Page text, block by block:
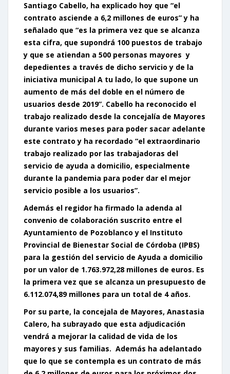
Santiago Cabello, ha explicado hoy que “el
contrato asciende a 6,2 millones de euros” y ha
señalado que “es la primera vez que se alcanza
esta cifra, que supondrá 100 puestos de trabajo
y que se atiendan a 500 personas mayores y
depedientes a través de dicho servicio y de la
iniciativa municipal A tu lado, lo que supone un
aumento de más del doble en el número de
usuarios desde 2019”. Cabello ha reconocido el
trabajo realizado desde la concejalía de Mayores
durante varios meses para poder sacar adelante
este contrato y ha recordado “el extraordinario
trabajo realizado por las trabajadoras del
servicio de ayuda a domicilio, especialmente
durante la pandemia para poder dar el mejor
servicio posible a los usuarios”.
Además el regidor ha firmado la adenda al
convenio de colaboración suscrito entre el
Ayuntamiento de Pozoblanco y el Instituto
Provincial de Bienestar Social de Córdoba (IPBS)
para la gestión del servicio de Ayuda a domicilio
por un valor de 1.763.972,28 millones de euros. Es
la primera vez que se alcanza un presupuesto de
6.112.074,89 millones para un total de 4 años.
Por su parte, la concejala de Mayores, Anastasia
Calero, ha subrayado que esta adjudicación
vendrá a mejorar la calidad de vida de los
mayores y sus familias. Además ha adelantado
que lo que se contempla es un contrato de más